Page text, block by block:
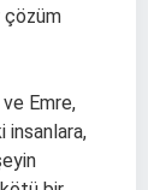
çözüm
Emre,
insanlara,